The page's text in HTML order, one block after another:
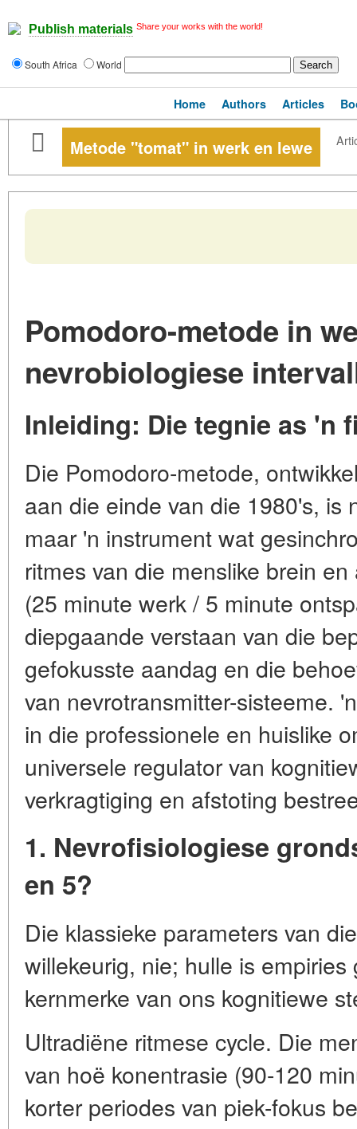
Publish materials Share your works with the world!
South Africa World
Home Authors Articles
Metode "tomat" in werk en lewe
Pomodoro-metode in
nevrobiologiese
Inleiding: Die tegnie as 'n
Die Pomodoro-metode,
aan die einde van die 1980's, is
maar 'n instrument wat
ritmes van die menslike brein
(25 minute werk / 5 minute
diepgaande verstaan van die
gefokusste aandag en die
van nevrotransmitter-sisteeme.
in die professionele en huislike
universele regulator van
verkragtiging en afstoting
1. Nevrofisiologiese
en 5?
Die klassieke parameters van
willekeurig, nie; hulle is
kernmerke van ons kognitiewe
Ultradiëne ritmese cycle. Die
van hoë konentrasie (90-120
korter periodes van piek-fokus